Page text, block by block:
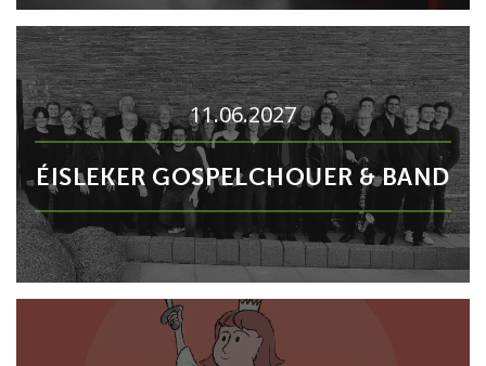
11.06.2027
ÉISLEKER GOSPELCHOUER & BAND